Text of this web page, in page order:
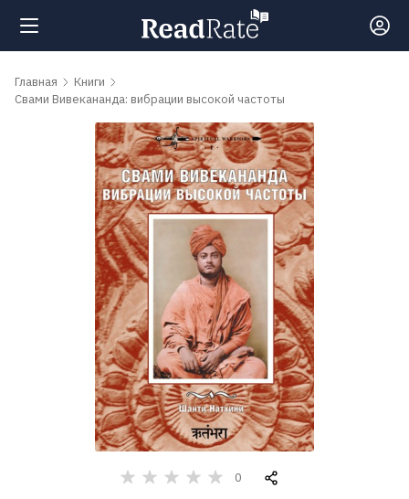
Поиск
Рейтинги
обсуждаемые
Главная
Книги
Свами Вивекананда: вибрации высокой частоты
0